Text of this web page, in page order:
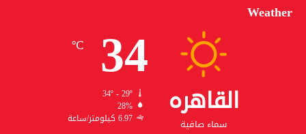
Weather
القاهره
سماء صافية
34
℃
34º - 29º
28%
6.97 كيلومتر/ساعة